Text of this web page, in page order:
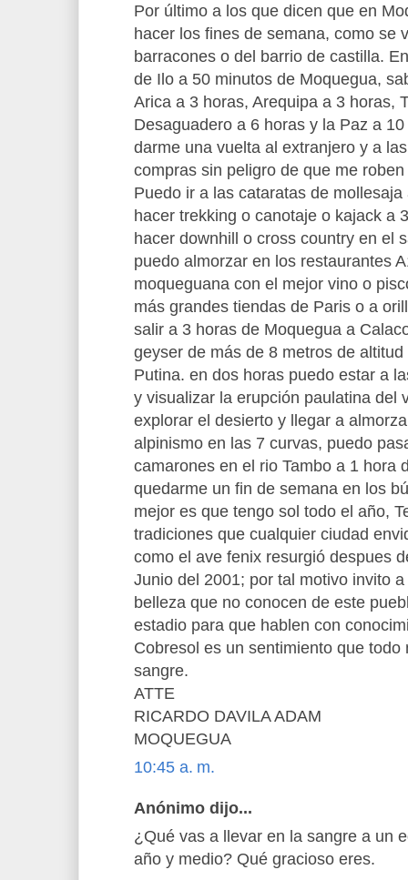
Por último a los que dicen que en
hacer los fines de semana, como se
barracones o del barrio de castilla.
de Ilo a 50 minutos de Moquegua,
Arica a 3 horas, Arequipa a 3 horas,
Desaguadero a 6 horas y la Paz a
darme una vuelta al extranjero y a
compras sin peligro de que me
Puedo ir a las cataratas de
hacer trekking o canotaje o kajack a
hacer downhill o cross country en el
puedo almorzar en los restaurantes
moqueguana con el mejor vino o
más grandes tiendas de Paris o a
salir a 3 horas de Moquegua a
geyser de más de 8 metros de
Putina. en dos horas puedo estar a
y visualizar la erupción paulatina del
explorar el desierto y llegar a
alpinismo en las 7 curvas, puedo
camarones en el rio Tambo a 1 hora
quedarme un fin de semana en los
mejor es que tengo sol todo el año,
tradiciones que cualquier ciudad
como el ave fenix resurgió despues
Junio del 2001; por tal motivo invito
belleza que no conocen de este
estadio para que hablen con
Cobresol es un sentimiento que
sangre.
ATTE
RICARDO DAVILA ADAM
MOQUEGUA
10:45 a. m.
Anónimo dijo...
¿Qué vas a llevar en la sangre a un
año y medio? Qué gracioso eres.